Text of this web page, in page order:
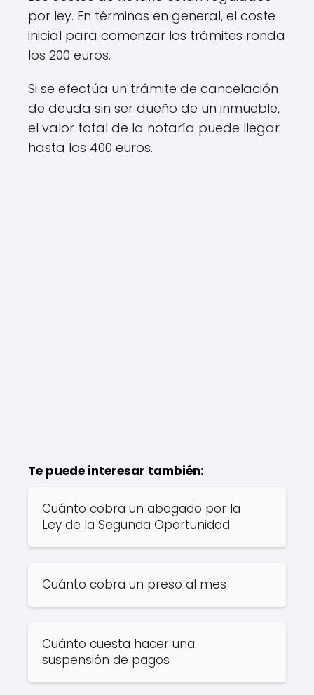
por ley. En términos en general, el coste
inicial para comenzar los trámites ronda
los 200 euros.
Si se efectúa un trámite de cancelación
de deuda sin ser dueño de un inmueble,
el valor total de la notaría puede llegar
hasta los 400 euros.
Te puede interesar también:
Cuánto cobra un abogado por la
Ley de la Segunda Oportunidad
Cuánto cobra un preso al mes
Cuánto cuesta hacer una
suspensión de pagos